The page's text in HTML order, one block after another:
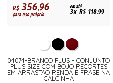
R$356,96
para uso próprio
em até
3x R$ 118,99
04074-BRANCO PLUS - CONJUNTO
PLUS SIZE COM BOJO RECORTES
EM ARRASTAO RENDA E FRASE NA
CALCINHA